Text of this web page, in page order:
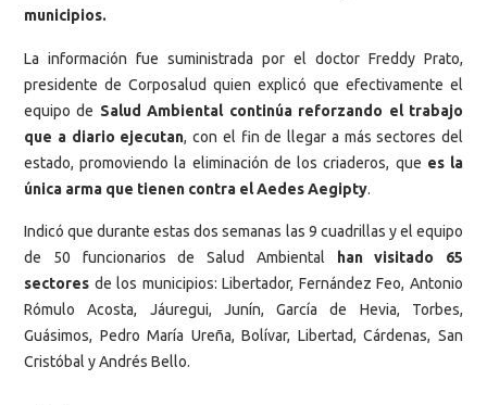
municipios.
La información fue suministrada por el doctor Freddy Prato,
presidente de Corposalud quien explicó que efectivamente el
equipo de Salud Ambiental continúa reforzando el trabajo
que a diario ejecutan, con el fin de llegar a más sectores del
estado, promoviendo la eliminación de los criaderos, que es la
única arma que tienen contra el Aedes Aegipty.
Indicó que durante estas dos semanas las 9 cuadrillas y el equipo
de 50 funcionarios de Salud Ambiental han visitado 65
sectores de los municipios: Libertador, Fernández Feo, Antonio
Rómulo Acosta, Jáuregui, Junín, García de Hevia, Torbes,
Guásimos, Pedro María Ureña, Bolívar, Libertad, Cárdenas, San
Cristóbal y Andrés Bello.